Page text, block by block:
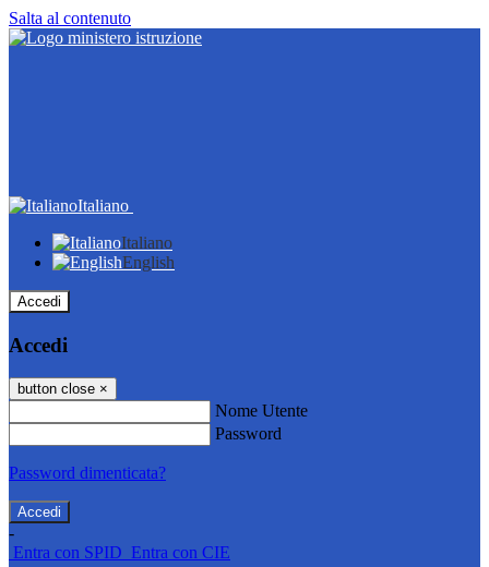
Salta al contenuto
Italiano
Italiano
English
Accedi
Accedi
button close ×
Nome Utente
Password
Password dimenticata?
-
Entra con SPID Entra con CIE